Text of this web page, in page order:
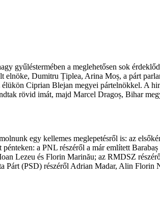
gyűléstermében a meglehetősen sok
elnöke, Dumitru Țiplea, Arina Moș, a párt
Ciprian Blejan megyei pártelnökkel. A
rövid imát, majd Marcel Dragoș, Bihar
egy kellemes meglepetésről is: az
a PNL részéről a már említett
Lezeu és Florin Marinău; az RMDSZ
Párt (PSD) részéről Adrian Madar, Alin Florin